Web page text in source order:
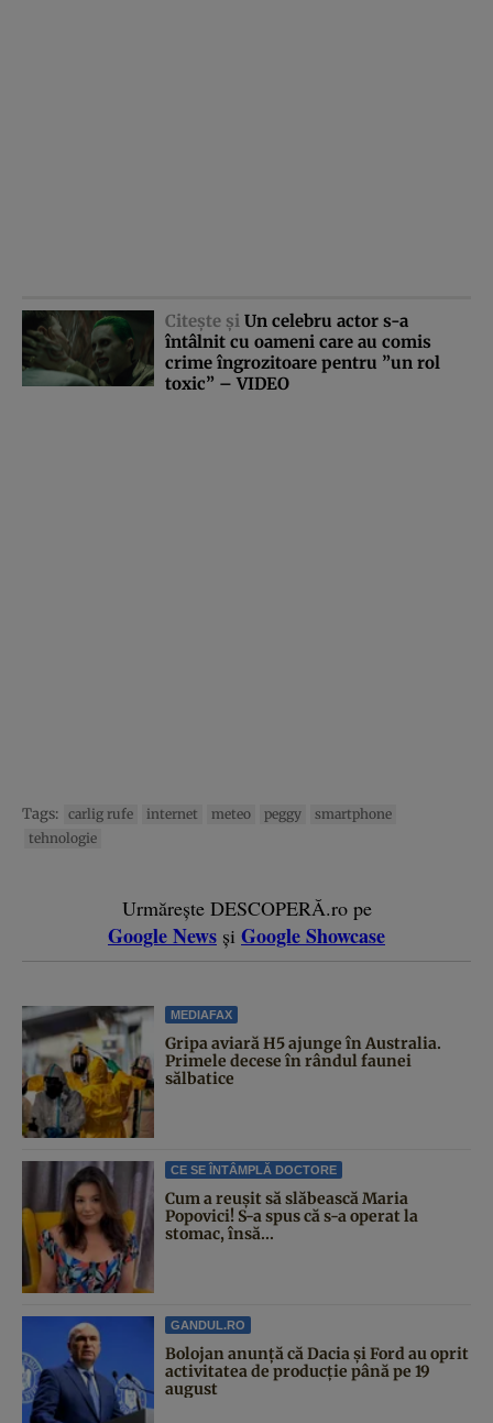
Citeşte şi Un celebru actor s-a
întâlnit cu oameni care au comis
crime îngrozitoare pentru ”un rol
toxic” – VIDEO
Tags: carlig rufe internet meteo peggy
smartphone
tehnologie
Urmărește DESCOPERĂ.ro pe
Google News și Google Showcase
MEDIAFAX
Gripa aviară H5 ajunge în Australia.
Primele decese în rândul faunei
sălbatice
CE SE ÎNTÂMPLĂ DOCTORE
Cum a reușit să slăbească Maria
Popovici! S-a spus că s-a operat la
stomac, însă...
GANDUL.RO
Bolojan anunță că Dacia și Ford au oprit
activitatea de producție până pe 19
august